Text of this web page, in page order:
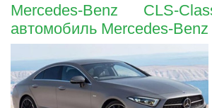
Mercedes-Benz CLS-
автомобиль Mercedes-